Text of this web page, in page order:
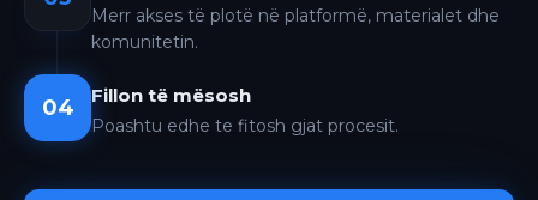
Merr akses të plotë në platformë, materialet dhe
komunitetin.
04 Fillon të mësosh
Poashtu edhe te fitosh gjat procesit.